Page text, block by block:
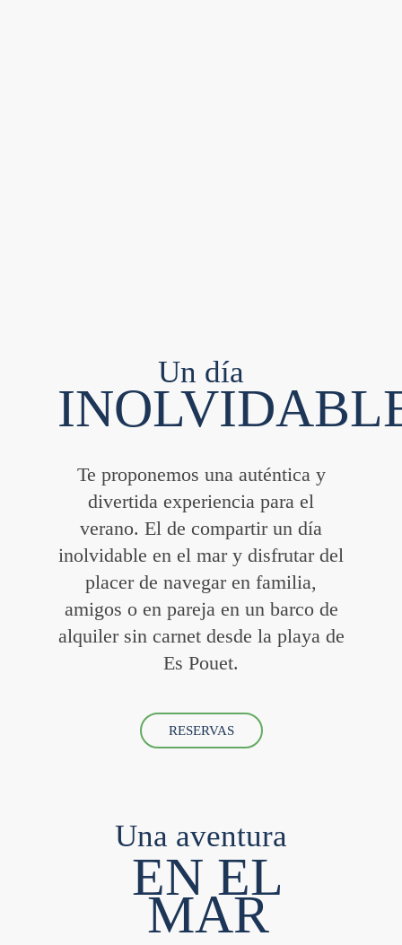
Un día
Te proponemos una auténtica y
divertida experiencia para el
verano. El de compartir un día
inolvidable en el mar y disfrutar del
placer de navegar en familia,
amigos o en pareja en un barco de
alquiler sin carnet desde la playa de
Es Pouet.
RESERVAS
Una aventura
EN EL
MAR